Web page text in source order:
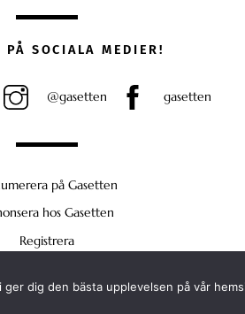
PÅ SOCIALA MEDIER!
@gasetten gasetten
på Gasetten
hos Gasetten
Registrera
dig den bästa upplevelsen på vår